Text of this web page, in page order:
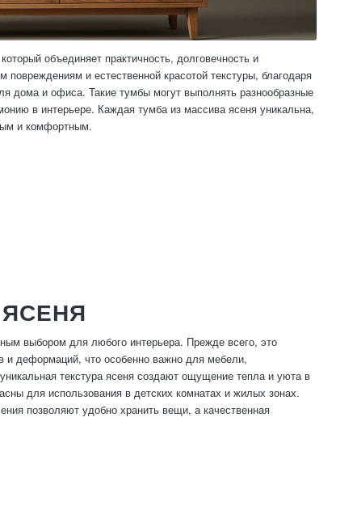
объединяет практичность, долговечность и
и естественной красотой текстуры, благодаря
дома и офиса. Такие тумбы могут выполнять разнообразные
в интерьере. Каждая тумба из массива ясеня уникальна,
и комфортным.
выбором для любого интерьера. Прежде всего, это
и деформаций, что особенно важно для мебели,
текстура ясеня создают ощущение тепла и уюта в
для использования в детских комнатах и жилых зонах.
позволяют удобно хранить вещи, а качественная